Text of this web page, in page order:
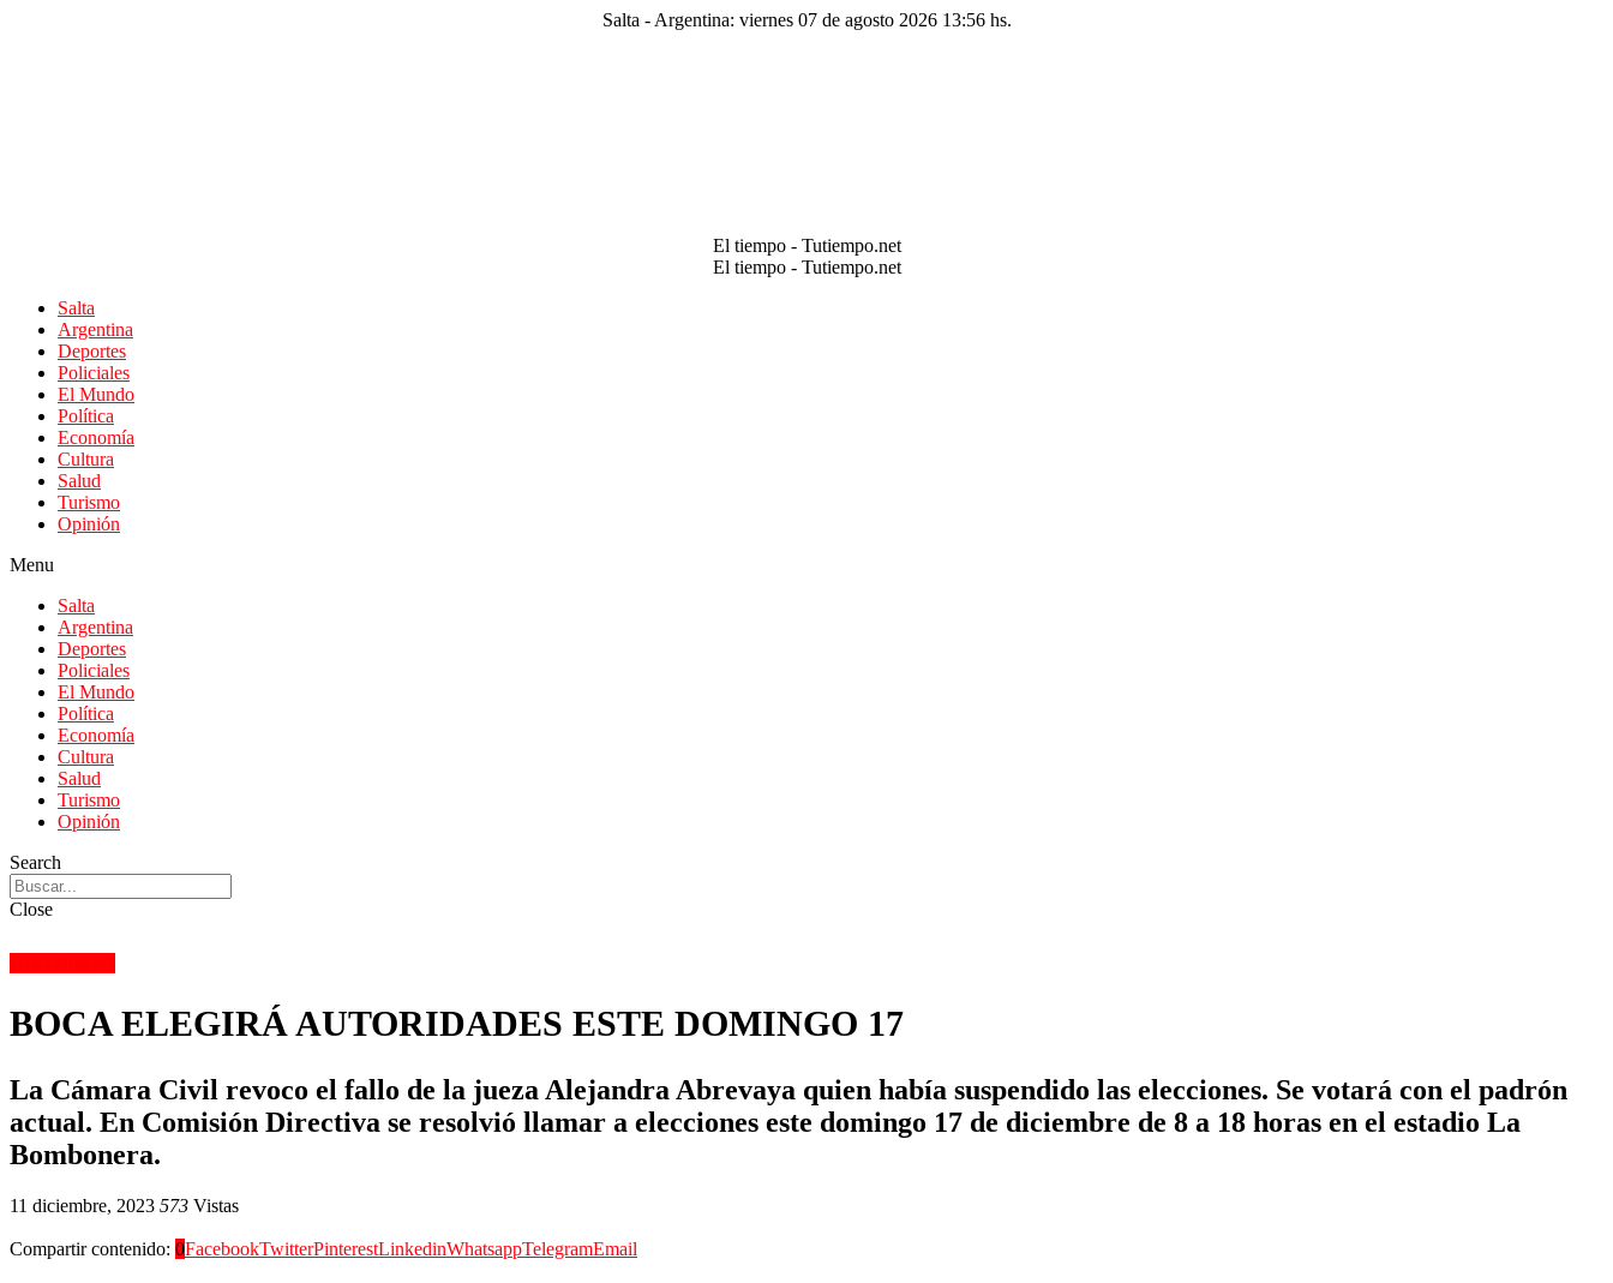
Salta - Argentina: viernes 07 de agosto 2026 13:56 hs.
El tiempo - Tutiempo.net
El tiempo - Tutiempo.net
Salta
Argentina
Deportes
Policiales
El Mundo
Política
Economía
Cultura
Salud
Turismo
Opinión
Menu
Salta
Argentina
Deportes
Policiales
El Mundo
Política
Economía
Cultura
Salud
Turismo
Opinión
Search
Close
BOCA ELEGIRÁ AUTORIDADES ESTE DOMINGO 17
La Cámara Civil revoco el fallo de la jueza Alejandra Abrevaya quien había suspendido las elecciones. Se votará con el padrón
actual. En Comisión Directiva se resolvió llamar a elecciones este domingo 17 de diciembre de 8 a 18 horas en el estadio La
Bombonera.
11 diciembre, 2023 573 Vistas
Compartir contenido: 0FacebookTwitterPinterestLinkedinWhatsappTelegramEmail